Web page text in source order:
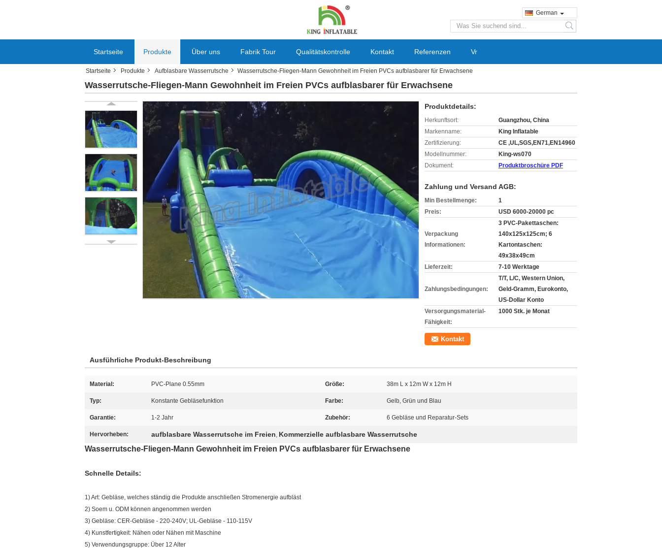
German
search
Startseite Produkte Über uns Fabrik Tour Qualitätskontrolle Kontakt Referenzen Vr
Startseite Produkte Aufblasbare Wasserrutsche Wasserrutsche-Fliegen-Mann Gewohnheit im Freien PVCs aufblasbarer für Erwachsene
Wasserrutsche-Fliegen-Mann Gewohnheit im Freien PVCs aufblasbarer für Erwachsene
Produktdetails:
Herkunftsort:
Guangzhou, China
Markenname:
King Inflatable
Zertifizierung:
CE ,UL,SGS,EN71,EN14960
Modellnummer:
King-ws070
Dokument:
Produktbroschüre PDF
Zahlung und Versand AGB:
Min Bestellmenge:
1
Preis:
USD 6000-20000 pc
Verpackung
Informationen:
3 PVC-Pakettaschen:
140x125x125cm; 6
Kartontaschen:
49x38x49cm
Lieferzeit:
7-10 Werktage
Zahlungsbedingungen:
T/T, L/C, Western Union,
Geld-Gramm, Eurokonto,
US-Dollar Konto
Versorgungsmaterial-
Fähigkeit:
1000 Stk. je Monat
Kontakt
Ausführliche Produkt-Beschreibung
Material: PVC-Plane 0.55mm Größe: 38m L x 12m W x 12m H
Typ: Konstante Gebläsefunktion Farbe: Gelb, Grün und Blau
Garantie: 1-2 Jahr Zubehör: 6 Gebläse und Reparatur-Sets
Hervorheben: aufblasbare Wasserrutsche im Freien, Kommerzielle aufblasbare Wasserrutsche
Wasserrutsche-Fliegen-Mann Gewohnheit im Freien PVCs aufblasbarer für Erwachsene
Schnelle Details:
1) Art: Gebläse, welches ständig die Produkte anschließen Stromenergie aufbläst
2) Soem u. ODM können angenommen werden
3) Gebläse: CER-Gebläse - 220-240V; UL-Gebläse - 110-115V
4) Kunstfertigkeit: Nähen oder Nähen mit Maschine
5) Verwendungsgruppe: Über 12 Alter